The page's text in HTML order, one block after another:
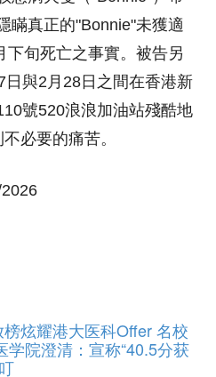
瞞真正的"Bonnie"未獲適
下旬死亡之事實。被告另
與2月28日之間在香港新
號520浪浪加油站殘酷地
必要的痛苦。
榜炫耀港大医科Offer 名校
院澄清：宣称“40.5分获